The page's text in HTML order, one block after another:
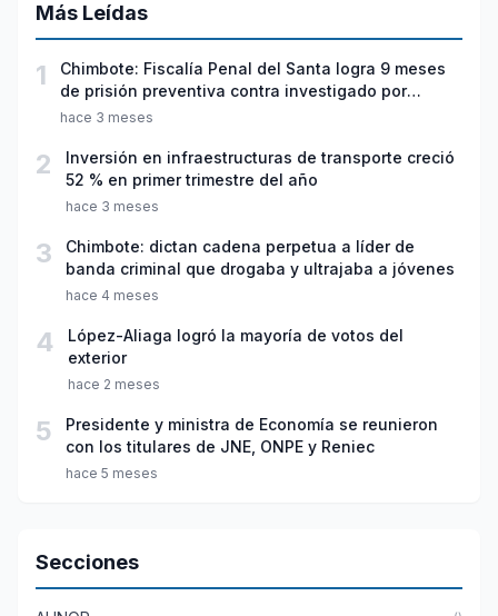
Más Leídas
1
Chimbote: Fiscalía Penal del Santa logra 9 meses
de prisión preventiva contra investigado por
violación sexual y tentativa de feminicidio
hace 3 meses
2
Inversión en infraestructuras de transporte creció
52 % en primer trimestre del año
hace 3 meses
3
Chimbote: dictan cadena perpetua a líder de
banda criminal que drogaba y ultrajaba a jóvenes
hace 4 meses
4
López-Aliaga logró la mayoría de votos del
exterior
hace 2 meses
5
Presidente y ministra de Economía se reunieron
con los titulares de JNE, ONPE y Reniec
hace 5 meses
Secciones